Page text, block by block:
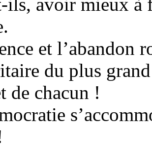
et l’abandon
du plus
de chacun !